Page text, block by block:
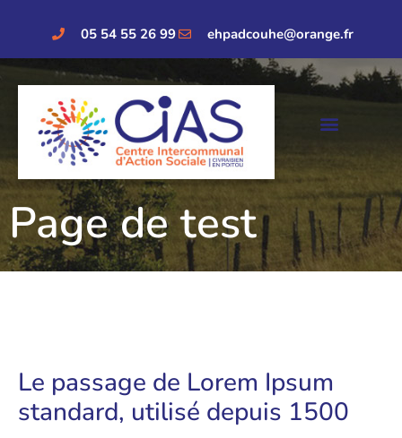
05 54 55 26 99 ehpadcouhe@orange.fr
Page de test
Le passage de Lorem Ipsum
standard, utilisé depuis 1500